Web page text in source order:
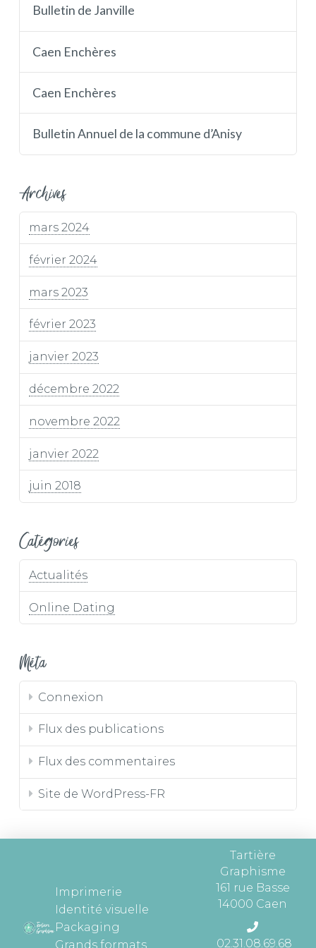
Bulletin de Janville
Caen Enchères
Caen Enchères
Bulletin Annuel de la commune d’Anisy
Archives
mars 2024
février 2024
mars 2023
février 2023
janvier 2023
décembre 2022
novembre 2022
janvier 2022
juin 2018
Catégories
Actualités
Online Dating
Méta
Connexion
Flux des publications
Flux des commentaires
Site de WordPress-FR
Imprimerie
Identité visuelle
Packaging
Grands formats
Tartière
Graphisme
161 rue Basse
14000 Caen
02.31.08.69.68